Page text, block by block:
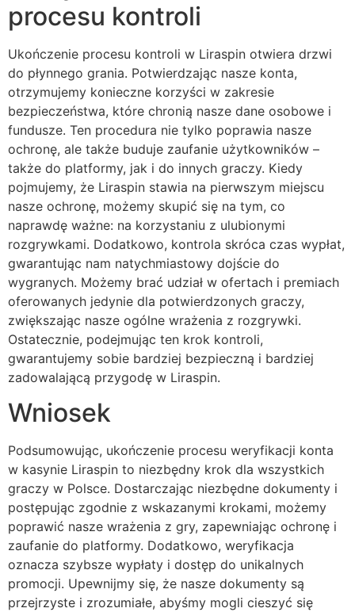
procesu kontroli
Ukończenie procesu kontroli w Liraspin otwiera drzwi
do płynnego grania. Potwierdzając nasze konta,
otrzymujemy konieczne korzyści w zakresie
bezpieczeństwa, które chronią nasze dane osobowe i
fundusze. Ten procedura nie tylko poprawia nasze
ochronę, ale także buduje zaufanie użytkowników –
także do platformy, jak i do innych graczy. Kiedy
pojmujemy, że Liraspin stawia na pierwszym miejscu
nasze ochronę, możemy skupić się na tym, co
naprawdę ważne: na korzystaniu z ulubionymi
rozgrywkami. Dodatkowo, kontrola skróca czas wypłat,
gwarantując nam natychmiastowy dojście do
wygranych. Możemy brać udział w ofertach i premiach
oferowanych jedynie dla potwierdzonych graczy,
zwiększając nasze ogólne wrażenia z rozgrywki.
Ostatecznie, podejmując ten krok kontroli,
gwarantujemy sobie bardziej bezpieczną i bardziej
zadowalającą przygodę w Liraspin.
Wniosek
Podsumowując, ukończenie procesu weryfikacji konta
w kasynie Liraspin to niezbędny krok dla wszystkich
graczy w Polsce. Dostarczając niezbędne dokumenty i
postępując zgodnie z wskazanymi krokami, możemy
poprawić nasze wrażenia z gry, zapewniając ochronę i
zaufanie do platformy. Dodatkowo, weryfikacja
oznacza szybsze wypłaty i dostęp do unikalnych
promocji. Upewnijmy się, że nasze dokumenty są
przejrzyste i zrozumiałe, abyśmy mogli cieszyć się